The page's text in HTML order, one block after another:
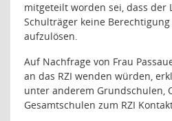
mitgeteilt worden sei, dass der
Schulträger keine Berechtigung
aufzulösen.
Auf Nachfrage von Frau
an das RZI wenden würden,
unter anderem Grundschulen,
Gesamtschulen zum RZI